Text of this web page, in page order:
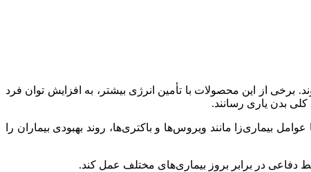
برخی از این محصولات با تأمین انرژی بیشتر، به افزایش توان فرد
بدن یاری رسانند.
بیماری‌زا مانند ویروس‌ها و باکتری‌ها، روند بهبودی بیماران را
دفاعی در برابر بروز بیماری‌های مختلف عمل کند.